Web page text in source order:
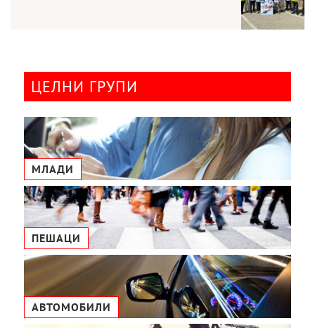
ЦЕЛНИ ГРУПИ
МЛАДИ
ПЕШАЦИ
АВТОМОБИЛИ